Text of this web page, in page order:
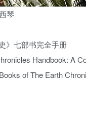
琴
》七部书完全手册
Handbook: A
of The Earth